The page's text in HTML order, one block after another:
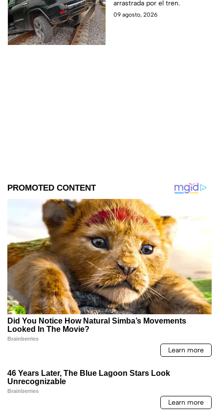
saldo de las víct1mas
arrastrada por el tren.
09 agosto, 2026